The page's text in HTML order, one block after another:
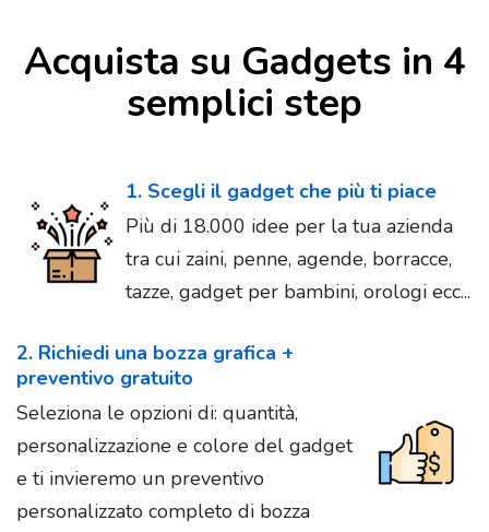
Acquista su Gadgets in 4
semplici step
1. Scegli il gadget che più ti piace
Più di 18.000 idee per la tua azienda
tra cui zaini, penne, agende, borracce,
tazze, gadget per bambini, orologi ecc...
2. Richiedi una bozza grafica +
preventivo gratuito
Seleziona le opzioni di: quantità,
personalizzazione e colore del gadget
e ti invieremo un preventivo
personalizzato completo di bozza